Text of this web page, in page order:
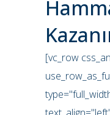
[vc_row